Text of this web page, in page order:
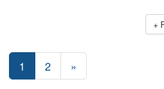
+
1 2 »